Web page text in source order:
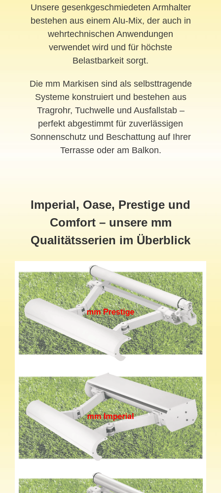
Unsere gesenkgeschmiedeten Armhalter
bestehen aus einem Alu-Mix, der auch in
wehrtechnischen Anwendungen
verwendet wird und für höchste
Belastbarkeit sorgt.
Die mm Markisen sind als selbsttragende
Systeme konstruiert und bestehen aus
Tragrohr, Tuchwelle und Ausfallstab –
perfekt abgestimmt für zuverlässigen
Sonnenschutz und Beschattung auf Ihrer
Terrasse oder am Balkon.
Imperial, Oase, Prestige und
Comfort – unsere mm
Qualitätsserien im Überblick